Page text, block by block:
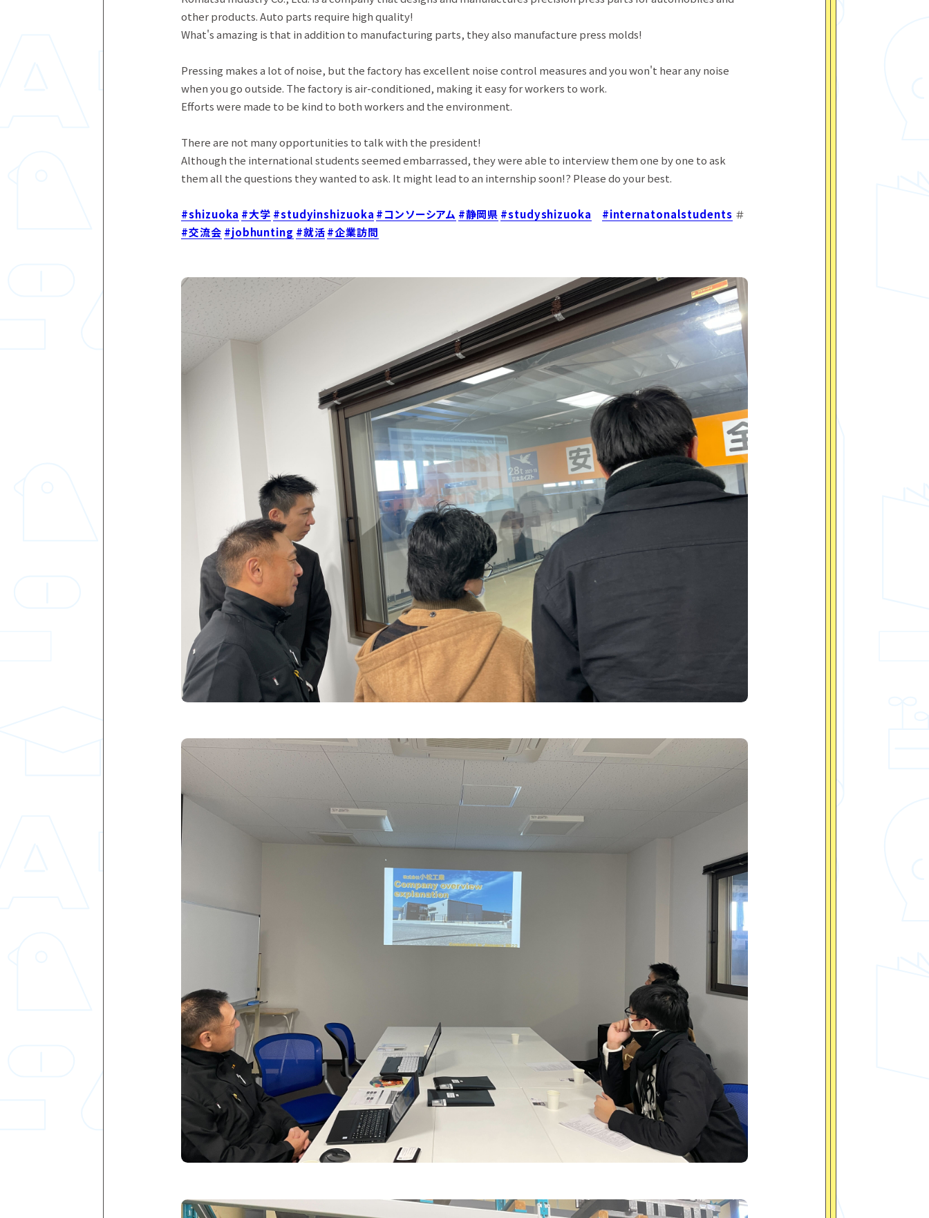
other products. Auto parts require high quality!
What's amazing is that in addition to manufacturing parts, they also manufacture press molds!
Pressing makes a lot of noise, but the factory has excellent noise control measures and you won't hear any noise
when you go outside. The factory is air-conditioned, making it easy for workers to work.
Efforts were made to be kind to both workers and the environment.
There are not many opportunities to talk with the president!
Although the international students seemed embarrassed, they were able to interview them one by one to ask
them all the questions they wanted to ask. It might lead to an internship soon!? Please do your best.
#shizuoka #大学 #studyinshizuoka #コンソーシアム #静岡県 #studyshizuoka #internatonalstudents ＃
#交流会 #jobhunting #就活#企業訪問